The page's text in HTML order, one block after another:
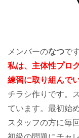
メンバーのなつです
私は、 主体性プロ
練習に取り組んで
チラシ作りです。
ています。最初始
スタッフの方に毎